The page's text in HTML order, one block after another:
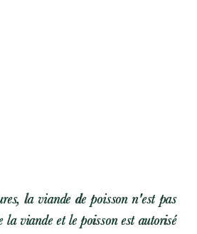
la viande de poisson n'est pas
la viande et le poisson est autorisé